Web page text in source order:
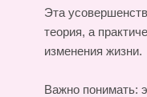
Эта
теория, а
изменения жизни.
Важно понимать: